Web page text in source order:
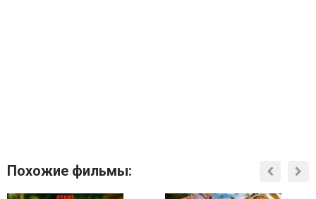
Похожие фильмы: